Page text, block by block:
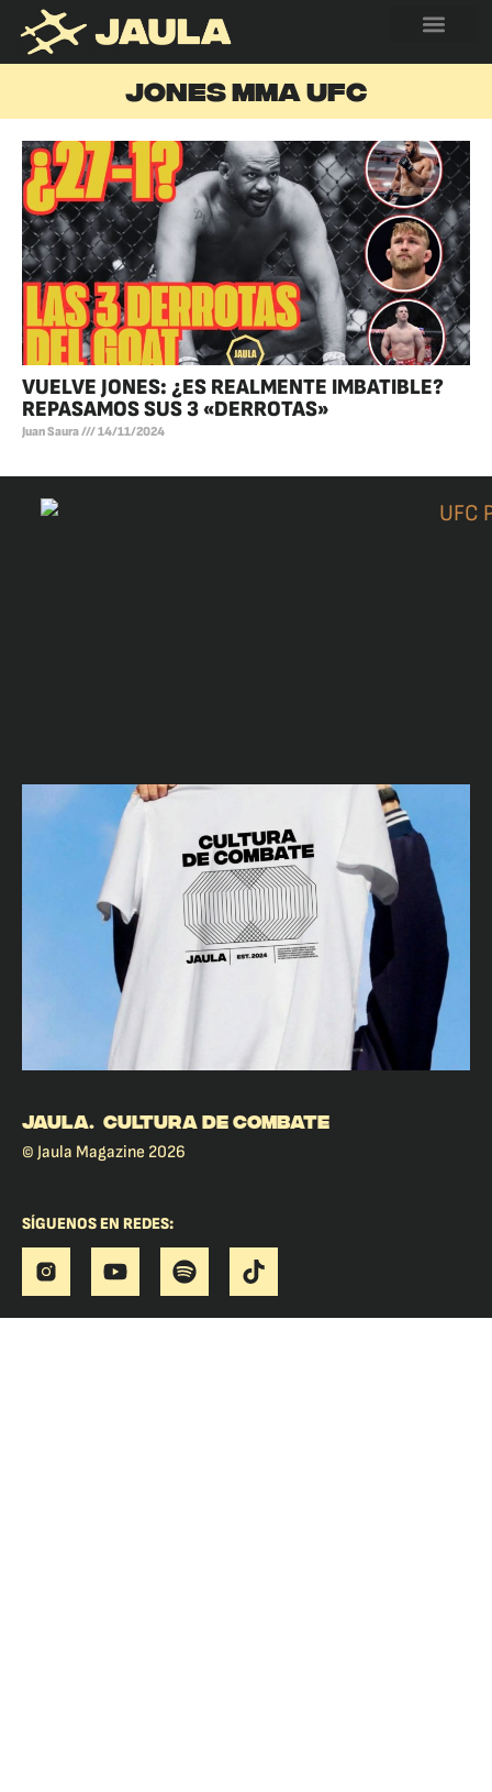
JONES MMA UFC
VUELVE JONES: ¿ES REALMENTE IMBATIBLE?
REPASAMOS SUS 3 «DERROTAS»
Juan Saura 14/11/2024
JAULA. CULTURA DE COMBATE
© Jaula Magazine 2026
SÍGUENOS EN REDES: